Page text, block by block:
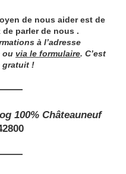
de nous aider est de
parler de nous .
à l’adresse
ou via le formulaire. C’est
gratuit !
100% Châteauneuf